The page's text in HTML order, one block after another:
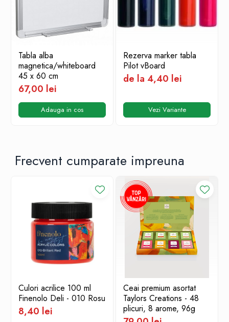
Acasă / Proiecte școlare /
Important!
întotdeauna folia de laminare cu marginea sigilată (închisă) înainte.
CumpărăLaminator Fellowes Ion din magazinulLaris Copy
și bucură-te de livrare rapidă și complet gratuită
Tabla alba
magnetica/whiteboard
45 x 60 cm
67,00 lei
Adauga in cos
Rezerva marker tabla
Pilot vBoard
de la 4,40 lei
Vezi Variante
Frecvent cumparate impreuna
Culori acrilice 100 ml
Finenolo Deli - 010 Rosu
8,40 lei
Ceai premium asortat
Taylors Creations - 48
plicuri, 8 arome, 96g